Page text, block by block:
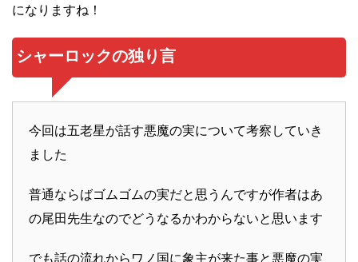
になりますね！
シャーロックの独り言
今回は五老星が話す悪魔の実について考察していき
ました
普通ならばゴムゴムの実だと思うんですが作者はあ
の尾田先生なのでどうなるかわからないと思います
でも話の流れからワノ国に象主が来た事と悪魔の実